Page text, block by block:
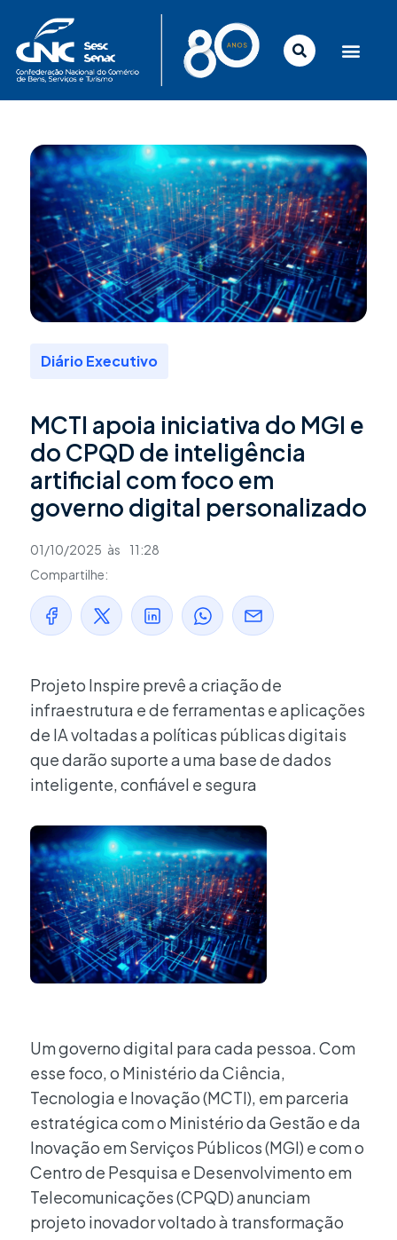
conteúdo
Diário Executivo
MCTI apoia iniciativa do MGI e
do CPQD de inteligência
artificial com foco em
governo digital personalizado
01/10/2025 às
11:28
Compartilhe:
Projeto Inspire prevê a criação de
infraestrutura e de ferramentas e aplicações
de IA voltadas a políticas públicas digitais
que darão suporte a uma base de dados
inteligente, confiável e segura
Um governo digital para cada pessoa. Com
esse foco, o Ministério da Ciência,
Tecnologia e Inovação (MCTI), em parceria
estratégica com o Ministério da Gestão e da
Inovação em Serviços Públicos (MGI) e com o
Centro de Pesquisa e Desenvolvimento em
Telecomunicações (CPQD) anunciam
projeto inovador voltado à transformação